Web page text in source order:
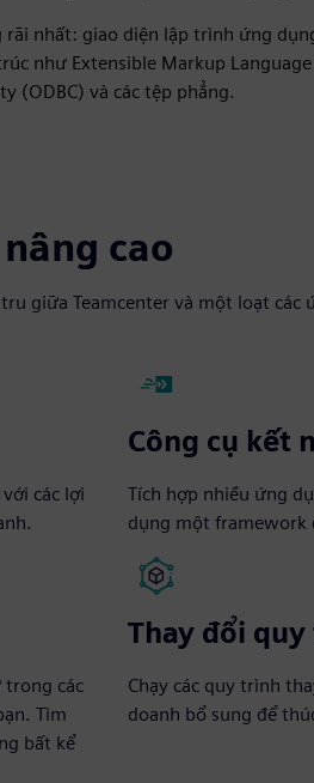
nhất: giao diện lập trình ứng
như Extensible Markup
(ODBC) và các tệp phẳng.
cao
giữa Teamcenter và một loạt các
các lợi
Công cụ kết
Tích hợp nhiều ứng
dụng một framework
các
Tìm
bất kể
Thay đổi
Chạy các quy trình
doanh bổ sung để